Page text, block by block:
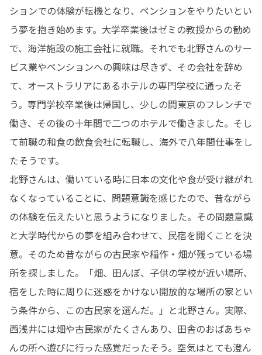
ションでの体験が転機となり、ペンションをやりたいとい
う夢を抱き始めます。大学卒業後はゼミの教授からの勧め
で、海洋施設の施工会社に就職。それでも北野さんのサー
ビス業やペンションへの興味は尽きず、その会社を辞め
て、オーストラリアにあるホテルの専門学校に通ったそ
う。専門学校卒業後は帰国し、少しの間東京のフレンチで
働き、その後の十年間で二つのホテルで働きました。そし
て前職の和食の飲食会社に転職し、海外で八年間仕事をし
たそうです。
北野さんは、働いている時に日本の文化や食が受け継がれ
なくなっていることに、問題意識を感じたので、昔ながら
の体験を伝えたいと思うようになりました。その問題意識
と大学時代からの夢を組み合わせて、民宿を開くことを決
意。そのため昔ながらの古民家や稲作・畑が残っている場
所を探しました。「畑、田んぼ、子供の学校が近い場所、
宿をした時に周りに迷惑をかけない開放的な場所の家とい
う条件から、この古民家を選んだ。」と北野さん。実際、
西浅井には畑や古民家がたくさんあり、田舎のおばあちゃ
んの所へ遊びに行った感覚だったそう。空気はとても澄ん